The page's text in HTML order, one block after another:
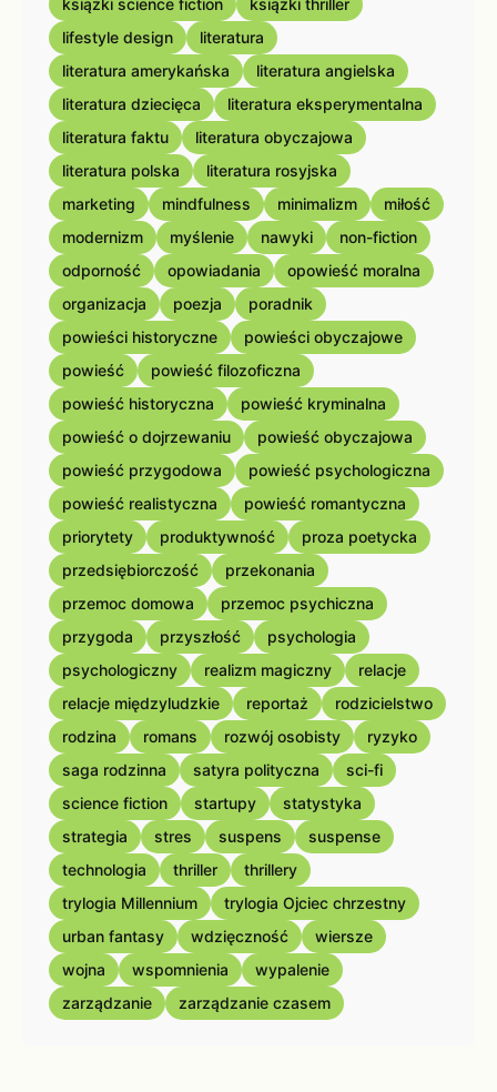
książki science fiction
książki thriller
lifestyle design
literatura
literatura amerykańska
literatura angielska
literatura dziecięca
literatura eksperymentalna
literatura faktu
literatura obyczajowa
literatura polska
literatura rosyjska
marketing
mindfulness minimalizm
miłość
modernizm
myślenie nawyki
non-fiction
odporność
opowiadania
opowieść moralna
organizacja
poezja
poradnik
powieści historyczne
powieści obyczajowe
powieść
powieść filozoficzna
powieść historyczna
powieść kryminalna
powieść o dojrzewaniu
powieść obyczajowa
powieść przygodowa
powieść psychologiczna
powieść realistyczna
powieść romantyczna
priorytety
produktywność
proza poetycka
przedsiębiorczość
przekonania
przemoc domowa
przemoc psychiczna
przygoda
przyszłość
psychologia
psychologiczny
realizm magiczny
relacje
relacje międzyludzkie
reportaż
rodzicielstwo
rodzina
romans rozwój osobisty
ryzyko
saga rodzinna
satyra polityczna
sci-fi
science fiction
startupy
statystyka
strategia
stres suspens
suspense
technologia
thriller
thrillery
trylogia Millennium
trylogia Ojciec chrzestny
urban fantasy
wdzięczność
wiersze
wojna
wspomnienia
wypalenie
zarządzanie
zarządzanie czasem